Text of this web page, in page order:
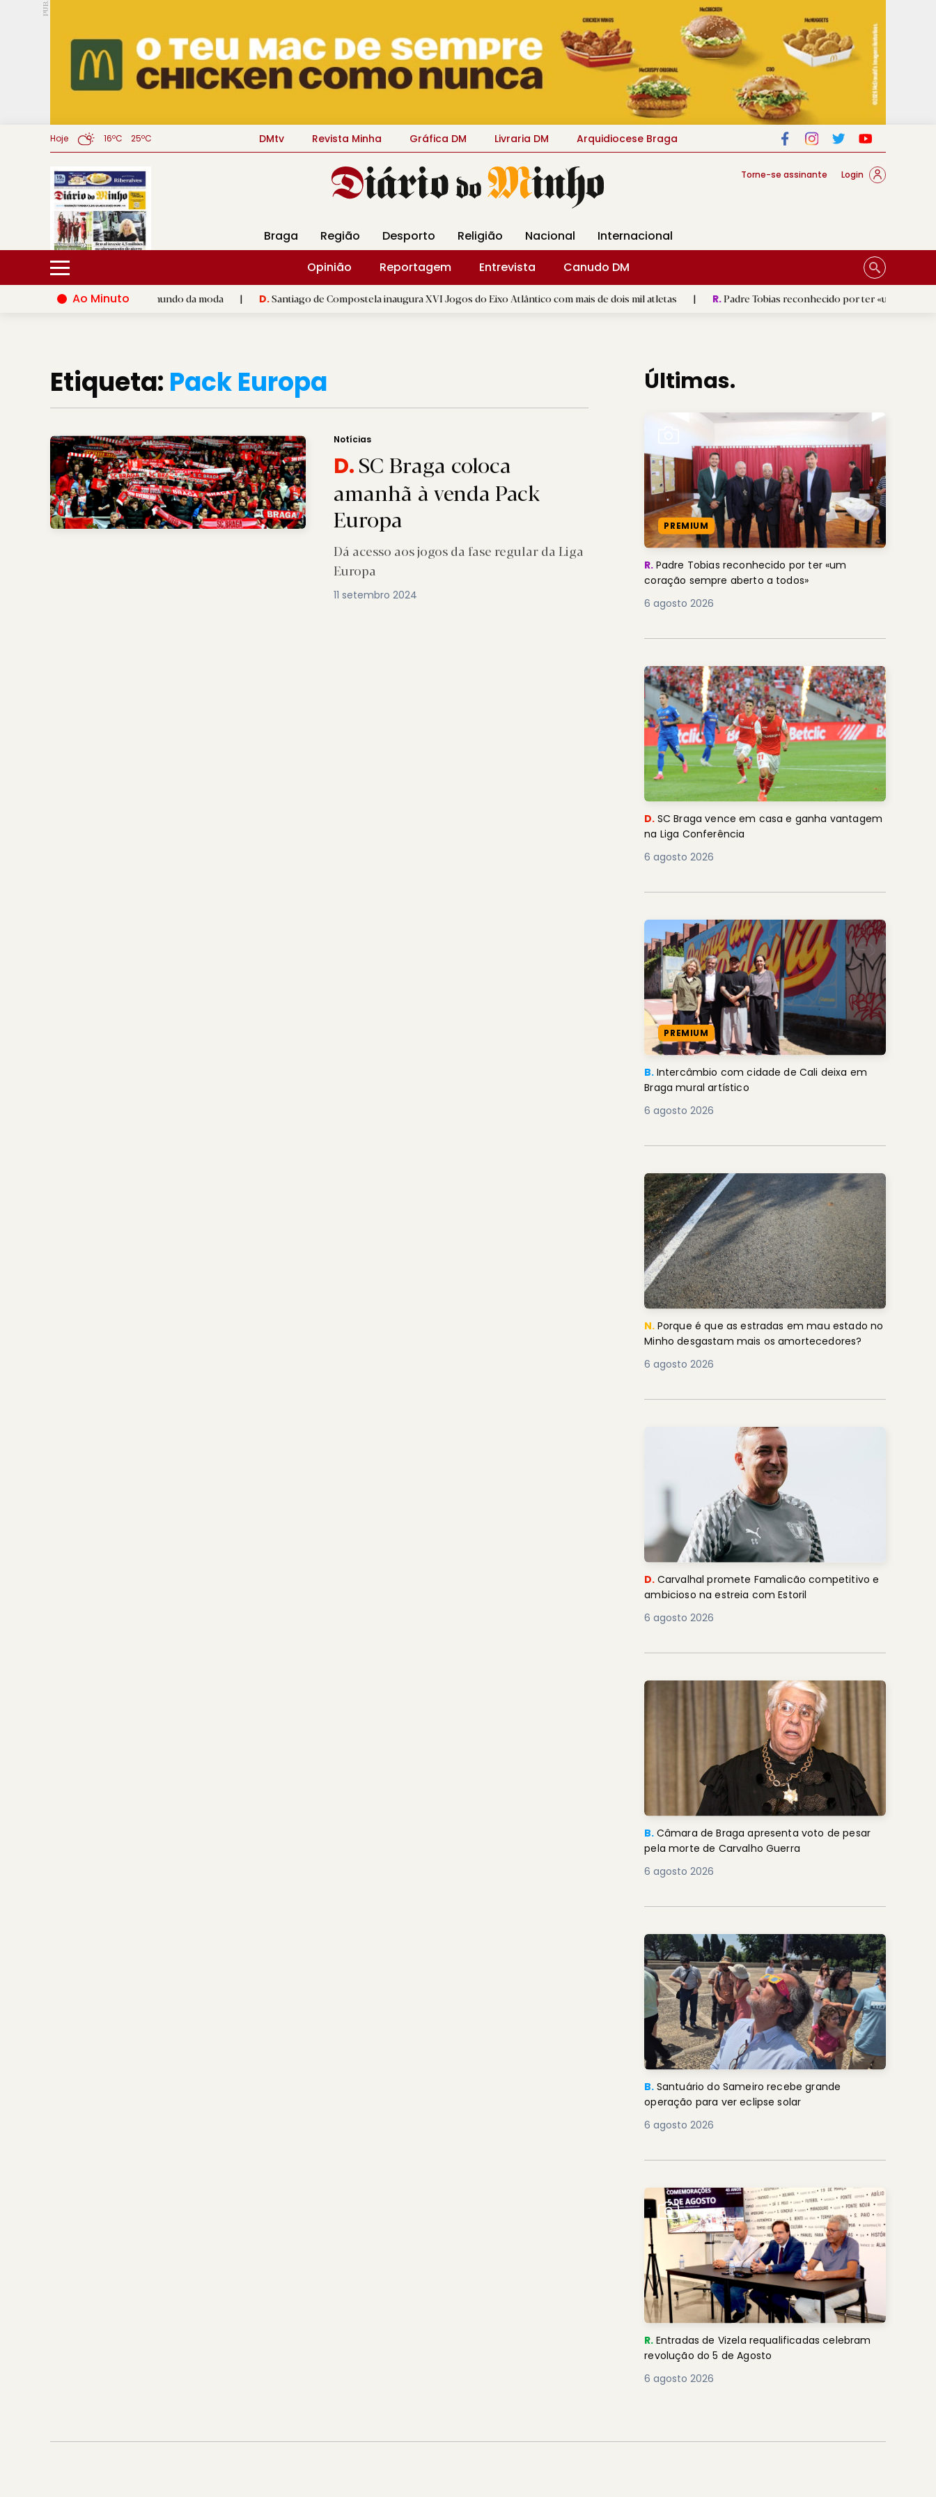
PUB.
Hoje 16ºC 25ºC DMtv Revista Minha Gráfica DM Livraria DM Arquidiocese Braga
Torne-se assinante Login
Braga Região Desporto Religião Nacional
Internacional
Opinião
Reportagem Entrevista
Canudo DM
Ao Minuto
e à inovação do mundo da moda | D.Santiago de Compostela inaugura XVI Jogos do Eixo Atlântico com mais de dois mil atletas | R.Padre Tobias reconhecido por ter «um coração sempre
Etiqueta: Pack Europa
Notícias
D.SC Braga coloca
amanhã à venda Pack
Europa
Dá acesso aos jogos da fase regular da Liga
Europa
11 setembro 2024
Últimas.
PREMIUM
R. Padre Tobias reconhecido por ter «um
coração sempre aberto a todos»
6 agosto 2026
D. SC Braga vence em casa e ganha vantagem
na Liga Conferência
6 agosto 2026
PREMIUM
B. Intercâmbio com cidade de Cali deixa em
Braga mural artístico
6 agosto 2026
N. Porque é que as estradas em mau estado no
Minho desgastam mais os amortecedores?
6 agosto 2026
D. Carvalhal promete Famalicão competitivo e
ambicioso na estreia com Estoril
6 agosto 2026
B. Câmara de Braga apresenta voto de pesar
pela morte de Carvalho Guerra
6 agosto 2026
B. Santuário do Sameiro recebe grande
operação para ver eclipse solar
6 agosto 2026
R. Entradas de Vizela requalificadas celebram
revolução do 5 de Agosto
6 agosto 2026